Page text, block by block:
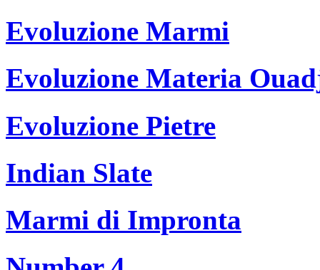
Evoluzione Marmi
Evoluzione Materia
Evoluzione Pietre
Indian Slate
Marmi di Impronta